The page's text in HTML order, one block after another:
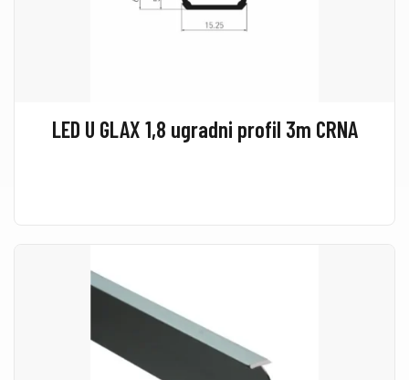
LED U GLAX 1,8 ugradni profil 3m CRNA